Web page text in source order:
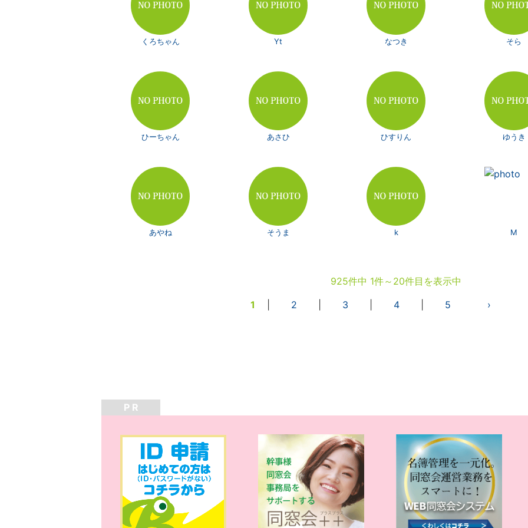
くろちゃん Yt なつき そら
ひーちゃん あさひ ひすりん ゆうき
あやね そうま k M
925件中 1件～20件目を表示中
1
2 3 4 5 ›
P R